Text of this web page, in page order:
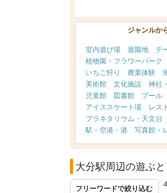
ジャンルか
室内遊び場 遊園地 テ
植物園・フラワーパーク
いちご狩り
農業体験
美術館
文化施設 神社
児童館
図書館 プール
アイススケート場
レス
プラネタリウム・天文台
駅・空港・港
写真館・
大分駅周辺の遊ぶ
フリーワードで絞り込む